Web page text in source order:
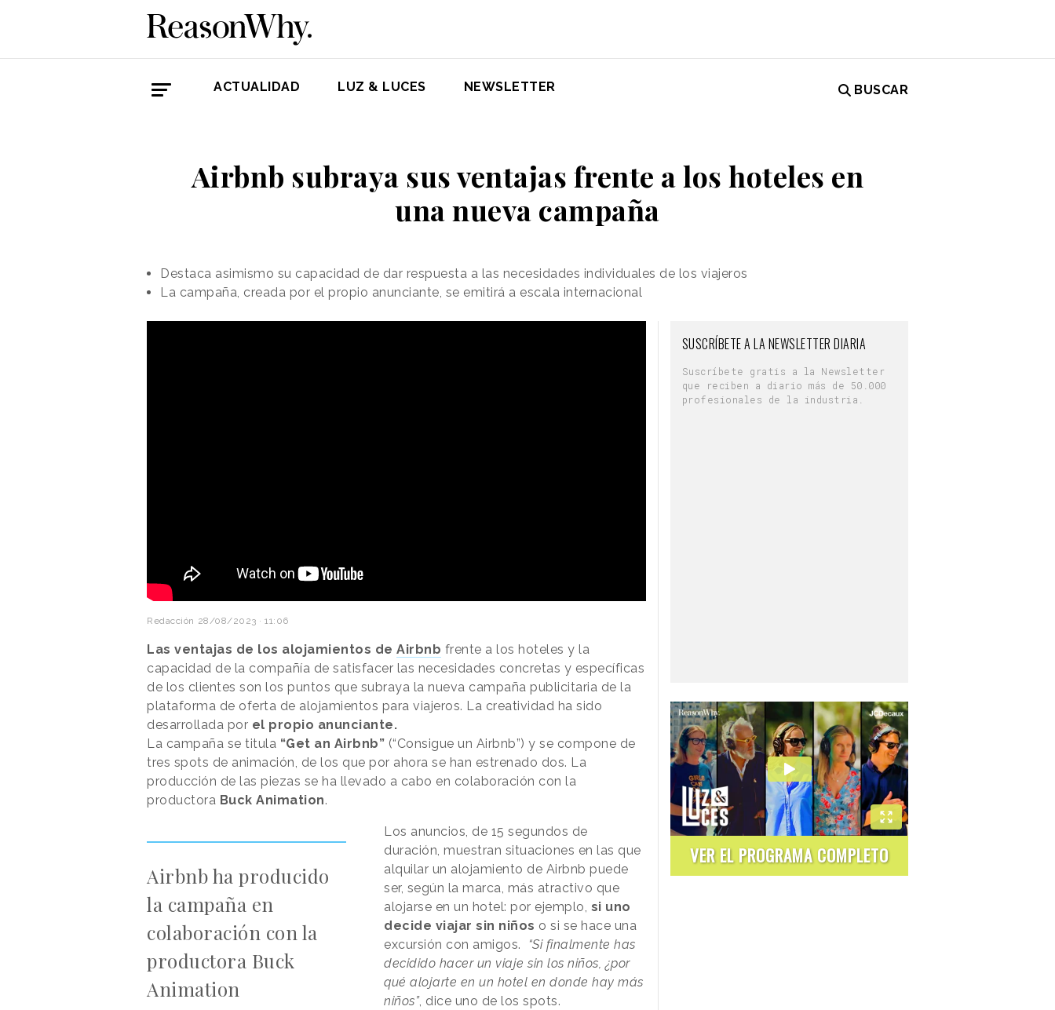
ACTUALIDAD LUZ & LUCES NEWSLETTER BUSCAR
Airbnb subraya sus ventajas frente a los hoteles en
una nueva campaña
Destaca asimismo su capacidad de dar respuesta a las necesidades individuales de los viajeros
La campaña, creada por el propio anunciante, se emitirá a escala internacional
Redacción 28/08/2023 · 11:06
Las ventajas de los alojamientos de Airbnb frente a los hoteles y la
capacidad de la compañía de satisfacer las necesidades concretas y específicas
de los clientes son los puntos que subraya la nueva campaña publicitaria de la
plataforma de oferta de alojamientos para viajeros. La creatividad ha sido
desarrollada por el propio anunciante.
La campaña se titula “Get an Airbnb” (“Consigue un Airbnb”) y se compone de
tres spots de animación, de los que por ahora se han estrenado dos. La
producción de las piezas se ha llevado a cabo en colaboración con la
productora Buck Animation.
Airbnb ha producido
la campaña en
colaboración con la
productora Buck
Animation
Los anuncios, de 15 segundos de
duración, muestran situaciones en las que
alquilar un alojamiento de Airbnb puede
ser, según la marca, más atractivo que
alojarse en un hotel: por ejemplo, si uno
decide viajar sin niños o si se hace una
excursión con amigos.
“Si finalmente has
decidido hacer un viaje sin los niños, ¿por
qué alojarte en un hotel en donde hay más
niños”, dice uno de los spots.
SUSCRÍBETE A LA NEWSLETTER DIARIA
Suscríbete gratis a la Newsletter
que reciben a diario más de 50.000
profesionales de la industria.
VER EL PROGRAMA COMPLETO